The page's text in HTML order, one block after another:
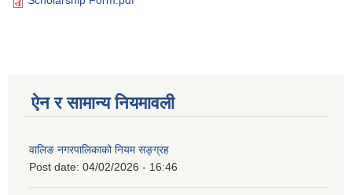
ऐन र सामान्य नियमावली
वालिङ नगरपालिकाको नियम सङ्ग्रह
Post date: 04/02/2026 - 16:46